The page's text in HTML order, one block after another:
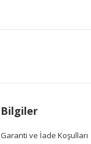
Bilgiler
Garanti ve İade Koşulları